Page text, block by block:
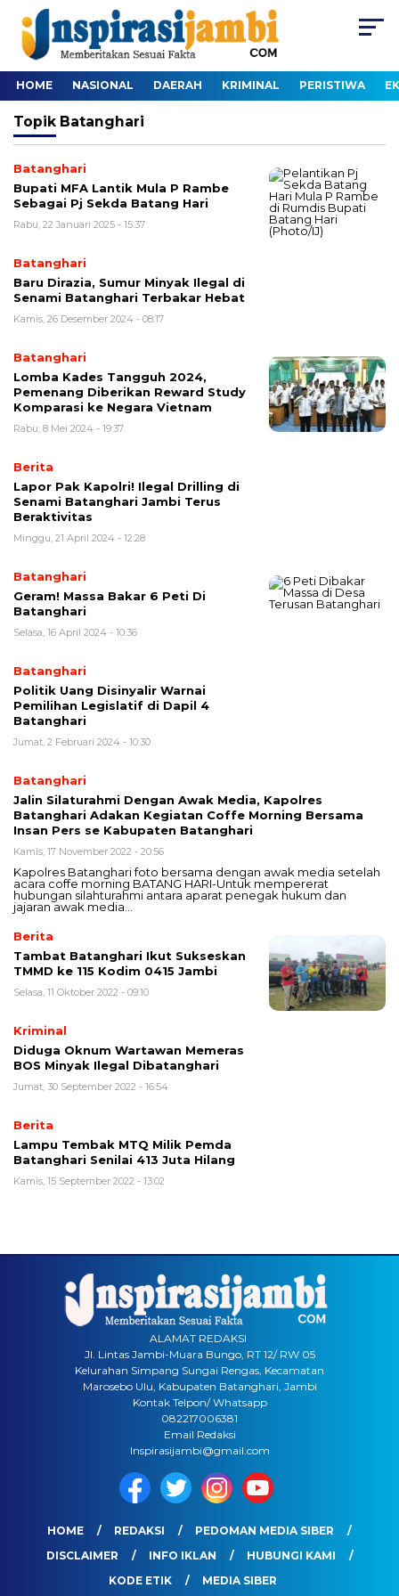
HOME NASIONAL DAERAH KRIMINAL PERISTIWA
Topik Batanghari
Batanghari
Bupati MFA Lantik Mula P Rambe
Sebagai Pj Sekda Batang Hari
Rabu, 22 Januari 2025 - 15:37
Batanghari
Baru Dirazia, Sumur Minyak Ilegal di
Senami Batanghari Terbakar Hebat
Kamis, 26 Desember 2024 - 08:17
Batanghari
Lomba Kades Tangguh 2024,
Pemenang Diberikan Reward Study
Komparasi ke Negara Vietnam
Rabu, 8 Mei 2024 - 19:37
Berita
Lapor Pak Kapolri! Ilegal Drilling di
Senami Batanghari Jambi Terus
Beraktivitas
Minggu, 21 April 2024 - 12:28
Batanghari
Geram! Massa Bakar 6 Peti Di
Batanghari
Selasa, 16 April 2024 - 10:36
Batanghari
Politik Uang Disinyalir Warnai
Pemilihan Legislatif di Dapil 4
Batanghari
Jumat, 2 Februari 2024 - 10:30
Batanghari
Jalin Silaturahmi Dengan Awak Media, Kapolres
Batanghari Adakan Kegiatan Coffe Morning Bersama
Insan Pers se Kabupaten Batanghari
Kamis, 17 November 2022 - 20:56
Kapolres Batanghari foto bersama dengan awak media setelah
acara coffe morning BATANG HARI-Untuk mempererat
hubungan silahturahmi antara aparat penegak hukum dan
jajaran awak media…
Berita
Tambat Batanghari Ikut Sukseskan
TMMD ke 115 Kodim 0415 Jambi
Selasa, 11 Oktober 2022 - 09:10
Kriminal
Diduga Oknum Wartawan Memeras
BOS Minyak Ilegal Dibatanghari
Jumat, 30 September 2022 - 16:54
Berita
Lampu Tembak MTQ Milik Pemda
Batanghari Senilai 413 Juta Hilang
Kamis, 15 September 2022 - 13:02
ALAMAT REDAKSI
Jl. Lintas Jambi-Muara Bungo, RT 12/ RW 05
Kelurahan Simpang Sungai Rengas, Kecamatan
Marosebo Ulu, Kabupaten Batanghari, Jambi
Kontak Telpon/ Whatsapp
082217006381
Email Redaksi
Inspirasijambi@gmail.com
HOME REDAKSI
PEDOMAN MEDIA SIBER
DISCLAIMER
INFO IKLAN
HUBUNGI KAMI
KODE ETIK
MEDIA SIBER